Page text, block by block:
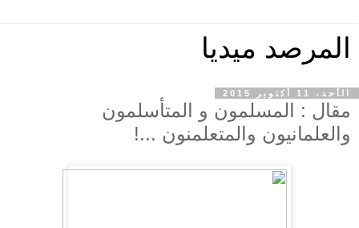
المرصد ميديا
الأحد، 11 أكتوبر 2015
مقال : المسلمون و المتأسلمون
والعلمانيون والمتعلمنون ...!